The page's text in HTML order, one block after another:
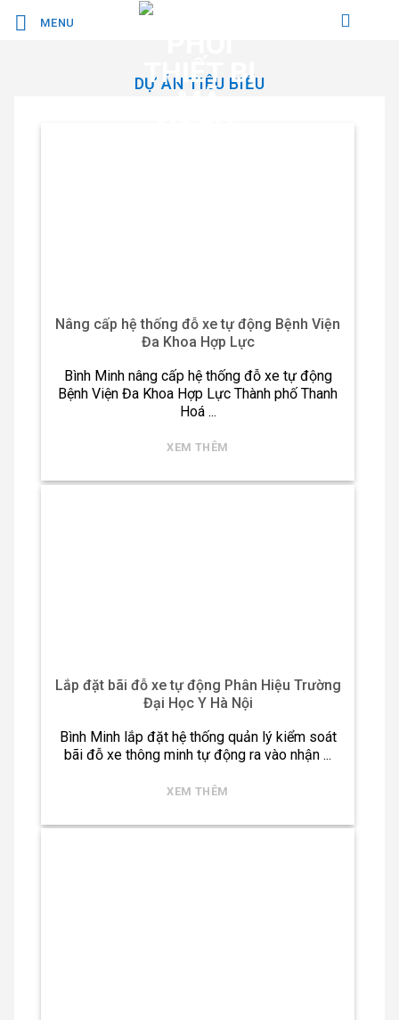
qua
MENU
DỰ ÁN TIÊU BIỂU
Nâng cấp hệ thống đỗ xe tự động Bệnh Viện
Đa Khoa Hợp Lực
Bình Minh nâng cấp hệ thống đỗ xe tự động
Bệnh Viện Đa Khoa Hợp Lực Thành phố Thanh
Hoá ...
XEM THÊM
Lắp đặt bãi đỗ xe tự động Phân Hiệu Trường
Đại Học Y Hà Nội
Bình Minh lắp đặt hệ thống quản lý kiểm soát
bãi đỗ xe thông minh tự động ra vào nhận ...
XEM THÊM